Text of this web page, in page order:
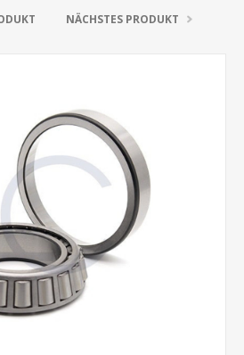
NÄCHSTES PRODUKT